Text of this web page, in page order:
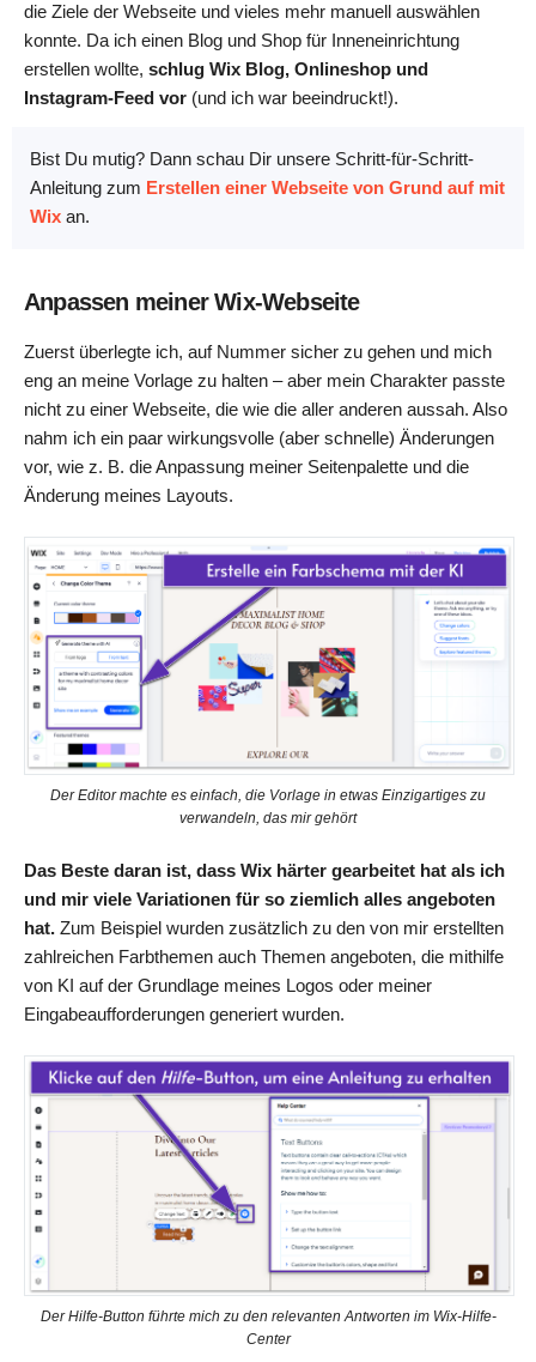
die Ziele der Webseite und vieles mehr manuell auswählen
konnte. Da ich einen Blog und Shop für Inneneinrichtung
erstellen wollte, schlug Wix Blog, Onlineshop und
Instagram-Feed vor (und ich war beeindruckt!).
Bist Du mutig? Dann schau Dir unsere Schritt-für-Schritt-
Anleitung zum Erstellen einer Webseite von Grund auf mit
Wix an.
Anpassen meiner Wix-Webseite
Zuerst überlegte ich, auf Nummer sicher zu gehen und mich
eng an meine Vorlage zu halten – aber mein Charakter passte
nicht zu einer Webseite, die wie die aller anderen aussah. Also
nahm ich ein paar wirkungsvolle (aber schnelle) Änderungen
vor, wie z. B. die Anpassung meiner Seitenpalette und die
Änderung meines Layouts.
Der Editor machte es einfach, die Vorlage in etwas Einzigartiges zu
verwandeln, das mir gehört
Das Beste daran ist, dass Wix härter gearbeitet hat als ich
und mir viele Variationen für so ziemlich alles angeboten
hat. Zum Beispiel wurden zusätzlich zu den von mir erstellten
zahlreichen Farbthemen auch Themen angeboten, die mithilfe
von KI auf der Grundlage meines Logos oder meiner
Eingabeaufforderungen generiert wurden.
Der Hilfe-Button führte mich zu den relevanten Antworten im Wix-Hilfe-
Center